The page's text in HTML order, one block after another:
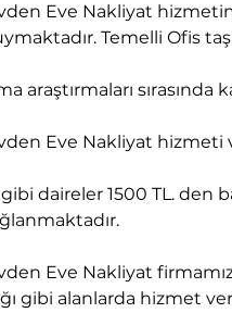
Eve Nakliyat
Temelli Ofis
araştırmaları
Eve Nakliyat
gibi daireler 1500 TL.
Eve Nakliyat
gibi alanlarda hizmet